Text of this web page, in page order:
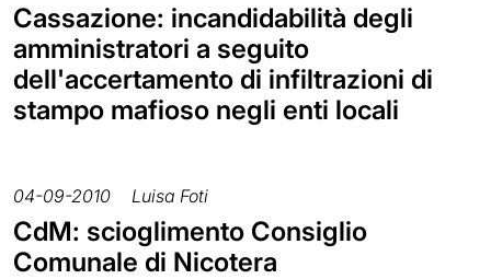
Cassazione: incandidabilità degli
amministratori a seguito
dell'accertamento di infiltrazioni di
stampo mafioso negli enti locali
04-09-2010 Luisa Foti
CdM: scioglimento Consiglio
Comunale di Nicotera